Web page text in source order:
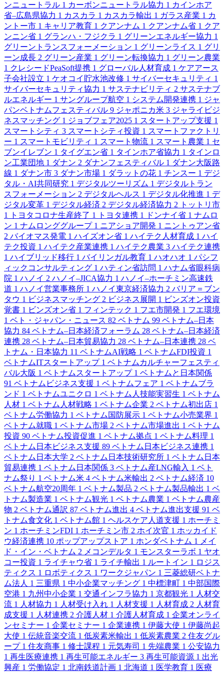
ンニュートラル 1 カーボンニュートラル協力 1 カインホア
省–広島県協力 1 カスカラ 1 カスカラ輸出 1 ガラス産業 1 カ
ントー市 1 キャリア教育 1 クアンナム 1 クアンナム省 1 クア
ンニン省 1 グランハ・フジクラ 1 グリーンエネルギー協力 1
グリーントランスフォーメーション 1 グリーンライス 1 グリ
ーン成長 2 グリーン産業 1 グリーン転換協力 1 グリーン農業
1 クレシードPeaSoft提携 1 グローバル人材育成 1 ケアアース
子会社設立 1 ケオコイ貯水池改修 1 サイバーセキュリティ 1
サイバーセキュリティ協力 1 サステナビリティ 2 サステナブ
ルエネルギー 1 サングループ航空 1 システム開発連携 1 ジャ
パンベトナムフェスティバル 9 ジャポニカ米 3 ジャライビジ
ネスマッチング 1 ジョブフェア2025 1 スタートアップ支援 1
スマートシティ 3 スマートシティ投資 1 スマートファクトリ
ー 1 スマートモビリティ 1 スマート物流 1 スマート農業 1 セ
ブンイレブン 1 タイグエン省 1 タインホア省協力 1 タインロ
ン工業団地 1 ダナン 2 ダナンフェスティバル 1 ダナン大阪路
線 1 ダナン市 3 ダナン市場 1 ダラットの花 1 チンスー 1 デジ
タル・AI共同研究 1 デジタルツーリズム 1 デジタルトラン
スフォーメーション 2 デジタルヘルス 1 デジタル化推進 1 デ
ジタル変革 1 デジタル経済 2 デジタル経済協力 2
トットリ市
1
トヨタコロナ生産終了 1 トヨタ連携 1 ドンナイ省 1 ナムロ
ン 1 ナムロンググループ 1 ニアショア開発 1 ニントゥアン省
2 バイオマス発電 1 ハイズオン省 1 ハイテク人材育成 1 ハイ
テク投資 1 ハイテク産業連携 1 ハイテク農業 3 ハイテク連携
1 ハイブリッド移行 1 バイリンガル教育 1 ハオハオ 1 パシフ
ィックコンサルティング 1 ハティン省訪問 1 ハナム省眼科病
院 1 ハノイ 2 ハノイ–JICA協力 1 ハノイ–ホーチミン高速鉄
道 1 ハノイ営業事務所 1 ハノイ東京経済協力 2 バリア＝ブン
タウ 1 ビジネスマッチング 2 ビジネス展開 1 ビンズオン投資
覚書 1 ビンズオン省 1 フィンテック 1 フエ市開発 1 フエ環境
1 ベト・ジャパン・ニュース 82 ベトナム 99 ベトナム–日本
協力 84 ベトナム–日本経済フォーラム 28 ベトナム–日本経済
連携 28 ベトナム–日本貿易協力 28 ベトナム–日本連携 28 ベ
トナム・日本協力 11 ベトナムAI戦略 1 ベトナムFDI投資 1
ベトナムITスタートアップ 1 ベトナムカルチャーフェスティ
バル大阪 1 ベトナムスタートアップ 1 ベトナムと日本関係
91 ベトナムビジネス支援 1 ベトナムフェア 1 ベトナムブラ
ンド 1 ベトナムユニクロ 1 ベトナム人技能実習生 1 ベトナム
人材 1 ベトナム人材戦略 1 ベトナム企業 2 ベトナム初出店 1
ベトナム労働協力 1 ベトナム国防展示 1 ベトナム小売業界 1
ベトナム就職 1 ベトナム市場 2 ベトナム市場進出 1 ベトナム
投資 90 ベトナム投資促進 1 ベトナム拠点 1 ベトナム料理 1
ベトナム日本ビジネス支援 89 ベトナム日本ビジネス連携 1
ベトナム日本大学 2 ベトナム日本技術研究所 1 ベトナム日本
貿易連携 1 ベトナム日本関係 3 ベトナム産LNG輸入 1 ベト
ナム祭り 1 ベトナム米 4 ベトナム米輸出 2 ベトナム経済 10
ベトナム航空20周年 1 ベトナム製品 2 ベトナム製品輸出 1 ベ
トナム製造業 1 ベトナム観光 1 ベトナム農業 1 ベトナム農産
物 2 ベトナム通訳 87 ベトナム進出 4 ベトナム進出支援 91 ベ
トナム食文化 1 ベトナム館 1 ヘルスケア人道支援 1 ホーチミ
ン 1 ホーチミンFDI 1 ホーチミン市 2 ホイ次官 1 ホッカイド
ウ経済連携 10 ポップアップストア 1 ホンダベトナム 1
メイ
ド・イン・ベトナム 2 メコンデルタ 1 モンスターラボ 1 ヤオ
コー投資 1 ライチャウ省 1 ライチ輸出 1 ルートイン 1 ロジス
ティクス 1 ロボティクス 1 ワークジャパン 1 三菱総研ベトナ
ム法人 1 三重県 1 中小企業マッチング 1 中標津町 1 中部国際
空港 1 九州中小企業 1 交通インフラ協力 1 京都観光 1 人材交
流 1 人材協力 1 人材受け入れ 1 人材支援 1 人材育成 2 人材育
成支援 1 人材連携 2 介護人材 1 介護人材育成 1 企業オンライ
ンセミナー 1 企業セミナー 1 企業連携 1 伊藤大使 1 伊藤尚起
大使 1 伝統音楽交流 1 低炭素米輸出 1 低炭素農業 2 住友グル
ープ 1 住友商事 1 修士課程 1 元気寿司 1 先端農業 1 公安協力
1 再生医療連携 1 再生可能エネルギー 3 再生可能資源 1 出光
興産 1 労働協定 1 北南鉄道計画 1 北海道 1 医学教育 1 医療